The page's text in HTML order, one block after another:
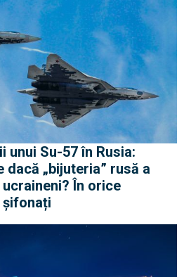
unui Su-57 în Rusia:
dacă „bijuteria” rusă a
În orice
șifonați